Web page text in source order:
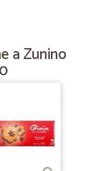
spumante
volta avevo un
arriva
a Zunino